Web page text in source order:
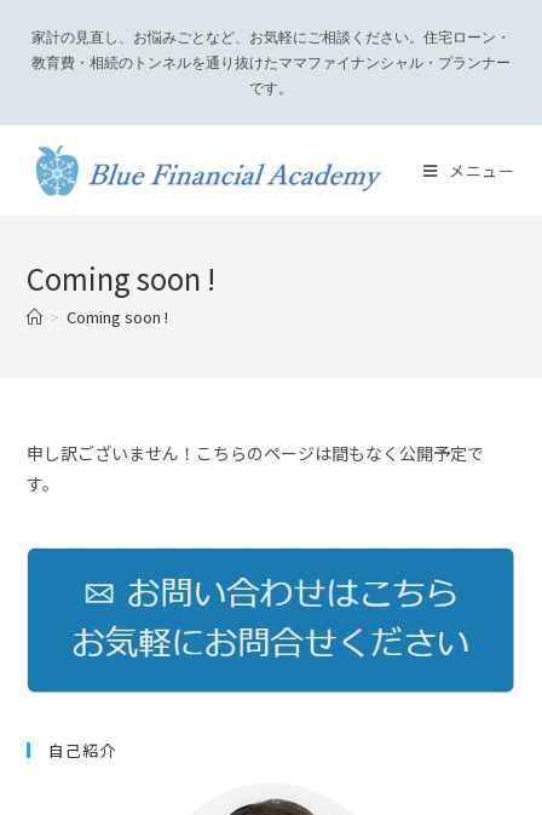
家計の見直し、お悩みごとなど、お気軽にご相談ください。住宅ローン・
教育費・相続のトンネルを通り抜けたママファイナンシャル・プランナー
です。
メニュー
Coming soon !
> Coming soon !
申し訳ございません！こちらのページは間もなく公開予定で
す。
自己紹介